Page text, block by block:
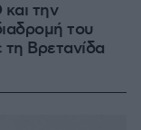
την
του
Βρετανίδα